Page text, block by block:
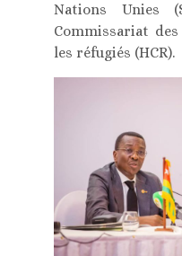
Nations Unies
Commissariat
les réfugiés (HCR).